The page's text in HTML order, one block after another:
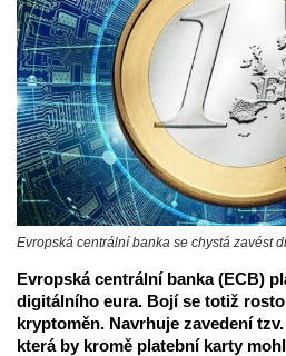
Evropská centrální banka se chystá zavést
Evropská centrální banka (ECB)
digitálního eura. Bojí se totiž
kryptoměn. Navrhuje zavedení
která by kromě platební karty